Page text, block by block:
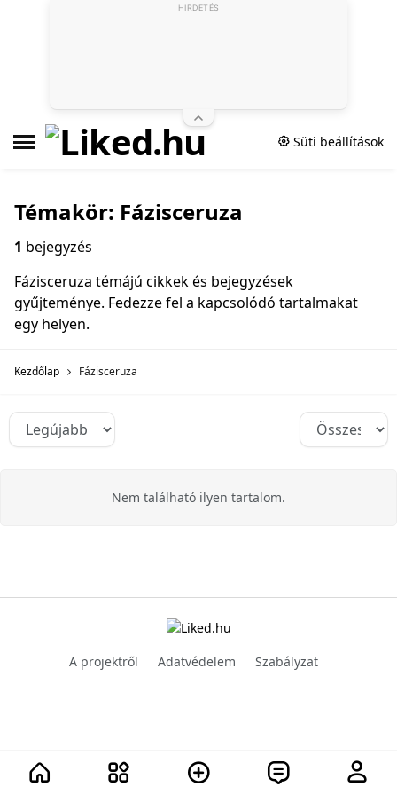
Süti beállítások
Témakör: Fázisceruza
1 bejegyzés
Fázisceruza témájú cikkek és bejegyzések
gyűjteménye. Fedezze fel a kapcsolódó tartalmakat
egy helyen.
Kezdőlap Fázisceruza
Nem található ilyen tartalom.
A projektről Adatvédelem Szabályzat
HIRDETÉS